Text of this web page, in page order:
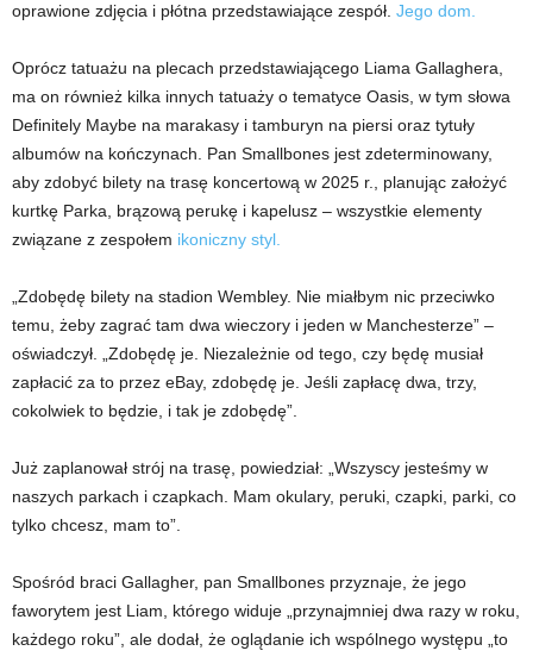
oprawione zdjęcia i płótna przedstawiające zespół. Jego dom.
Oprócz tatuażu na plecach przedstawiającego Liama ​​Gallaghera,
ma on również kilka innych tatuaży o tematyce Oasis, w tym słowa
Definitely Maybe na marakasy i tamburyn na piersi oraz tytuły
albumów na kończynach. Pan Smallbones jest zdeterminowany,
aby zdobyć bilety na trasę koncertową w 2025 r., planując założyć
kurtkę Parka, brązową perukę i kapelusz – wszystkie elementy
związane z zespołem ikoniczny styl.
„Zdobędę bilety na stadion Wembley. Nie miałbym nic przeciwko
temu, żeby zagrać tam dwa wieczory i jeden w Manchesterze” –
oświadczył. „Zdobędę je. Niezależnie od tego, czy będę musiał
zapłacić za to przez eBay, zdobędę je. Jeśli zapłacę dwa, trzy,
cokolwiek to będzie, i tak je zdobędę”.
Już zaplanował strój na trasę, powiedział: „Wszyscy jesteśmy w
naszych parkach i czapkach. Mam okulary, peruki, czapki, parki, co
tylko chcesz, mam to”.
Spośród braci Gallagher, pan Smallbones przyznaje, że jego
faworytem jest Liam, którego widuje „przynajmniej dwa razy w roku,
każdego roku”, ale dodał, że oglądanie ich wspólnego występu „to